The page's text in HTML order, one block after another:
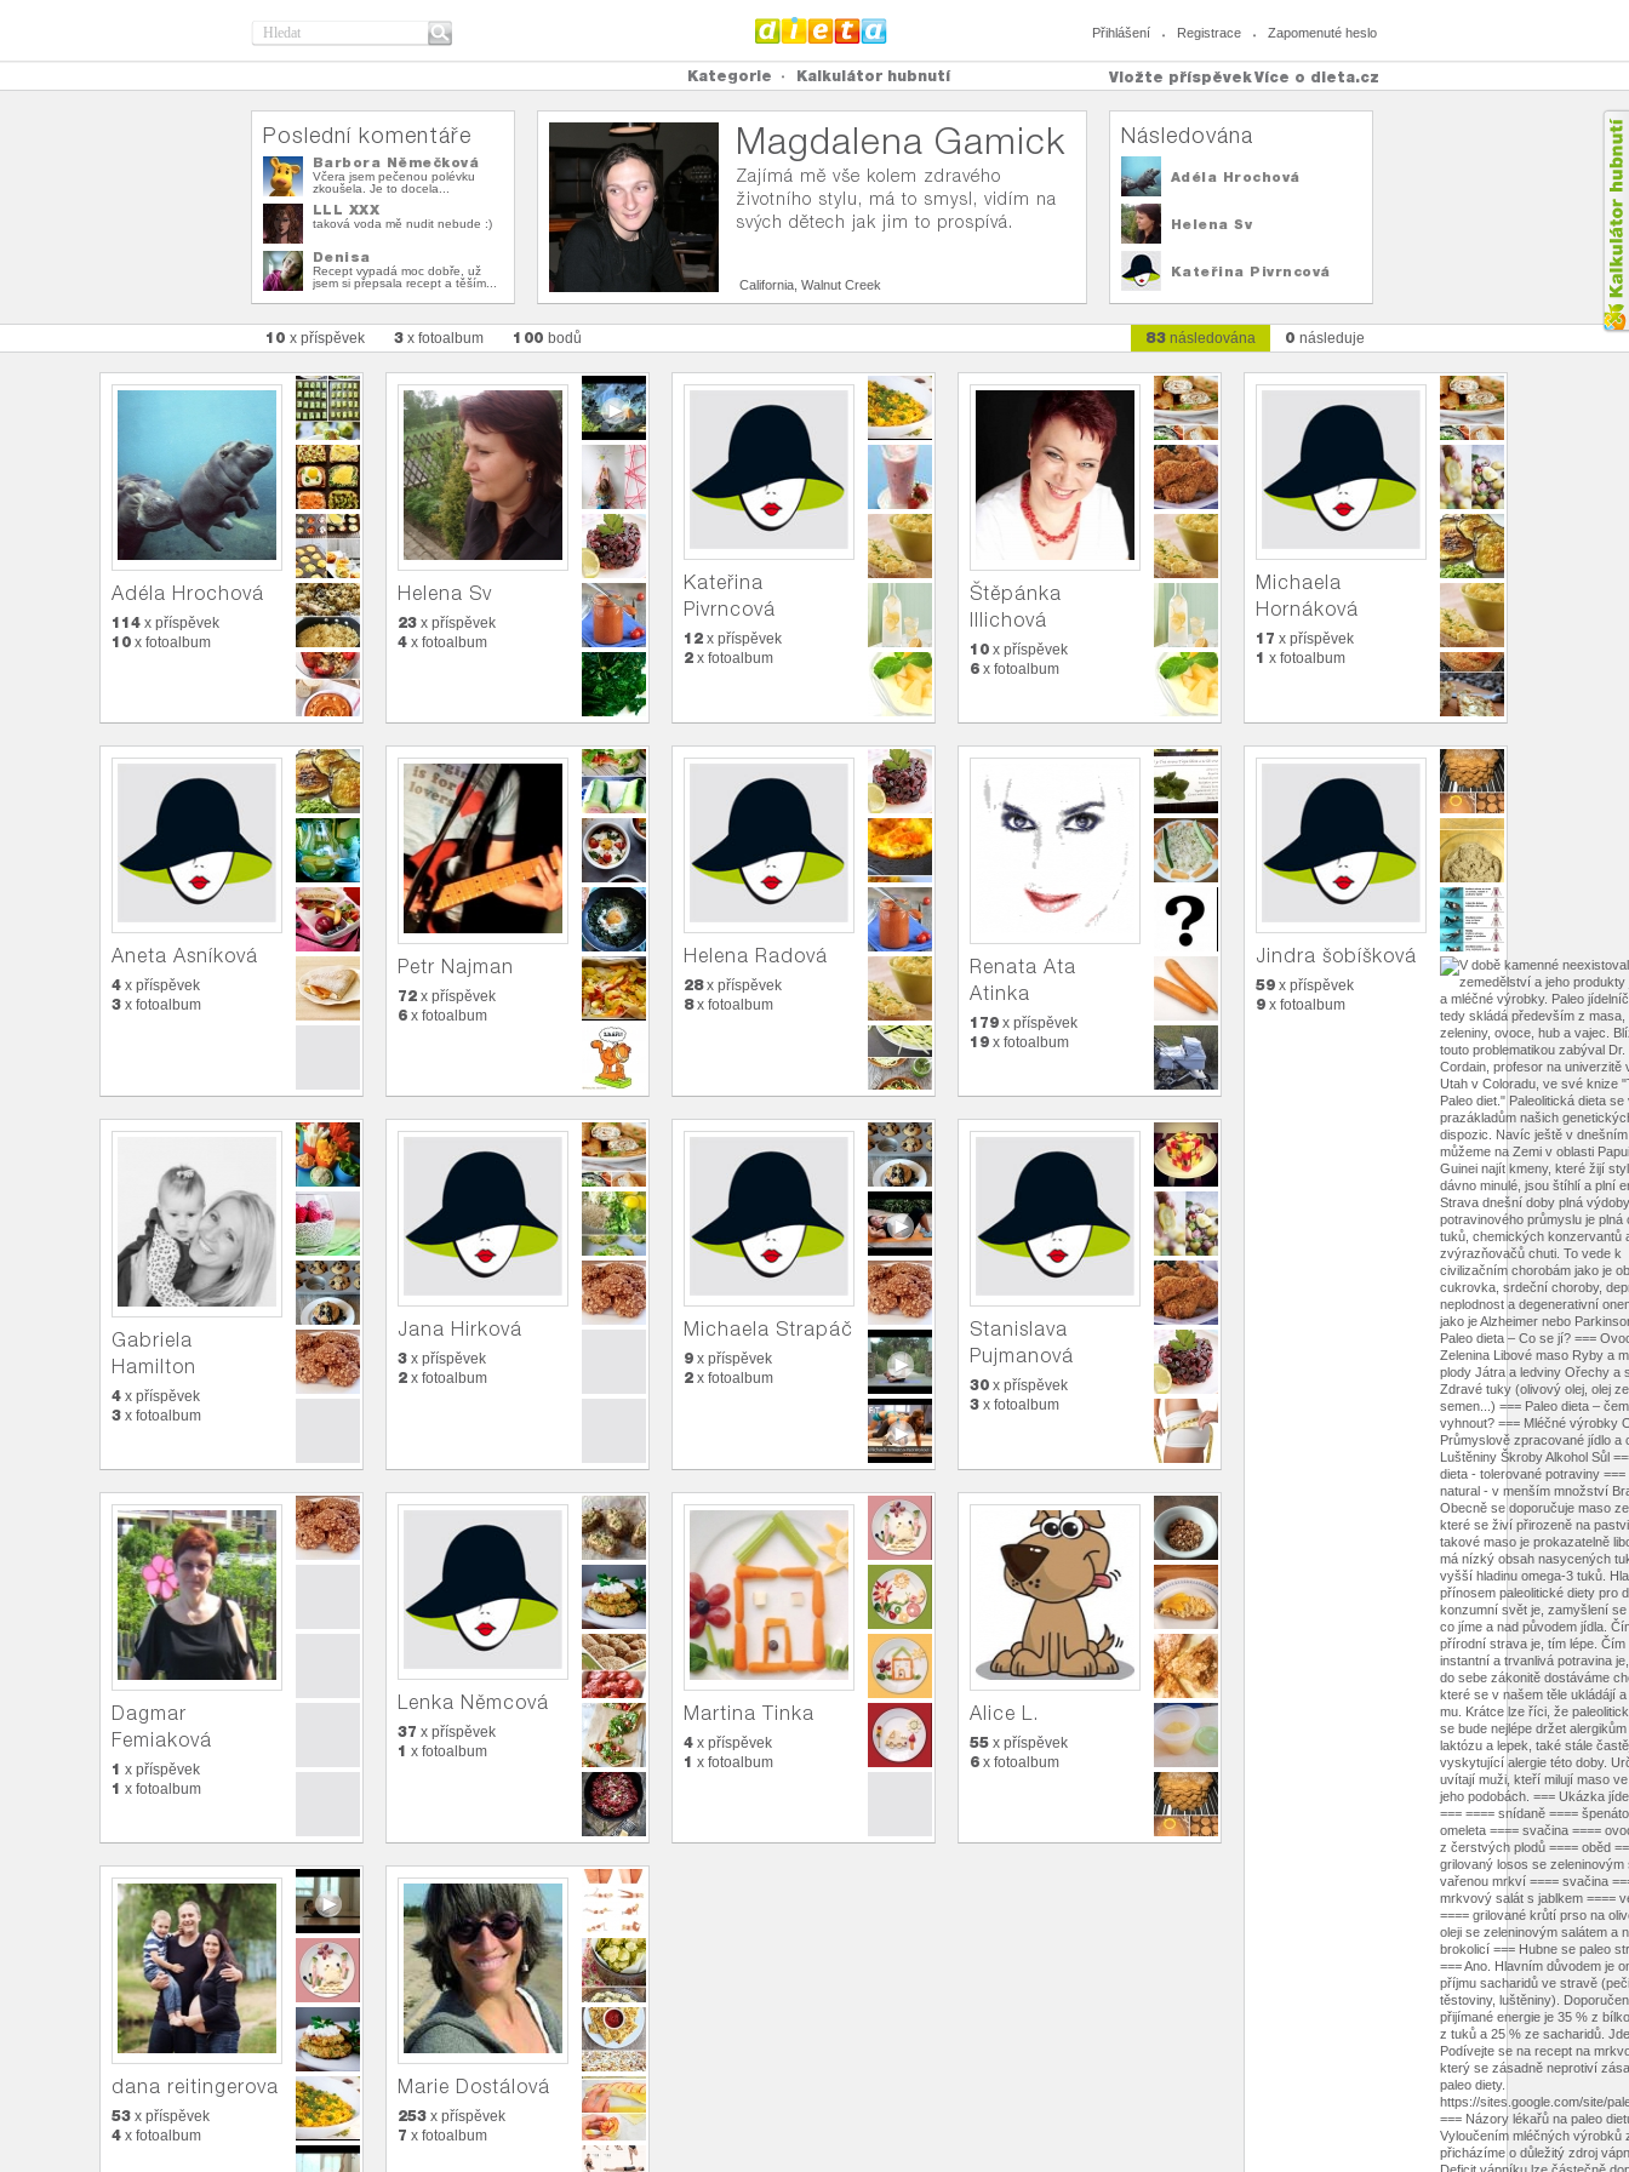
Přihlášení Registrace Zapomenuté heslo
Kategorie Kalkulátor hubnutí Více o dieta.cz
Vložte příspěvek
Poslední komentáře
Barbora Němečková
Včera jsem pečenou polévku
zkoušela. Je to docela...
LLL XXX
taková voda mě nudit nebude :)
Denisa
Recept vypadá moc dobře, už
jsem si přepsala recept a těším...
Magdalena Gamick
Zajímá mě vše kolem zdravého
životního stylu, má to smysl, vidím na
svých dětech jak jim to prospívá.
California, Walnut Creek
Následována
Adéla Hrochová
Helena Sv
Kateřina Pivrncová
10 x příspěvek 3 x fotoalbum 100 bodů 83 následována 0 následuje
Adéla Hrochová
114 x příspěvek
10 x fotoalbum
Helena Sv
23 x příspěvek
4 x fotoalbum
Kateřina
Pivrncová
12 x příspěvek
2 x fotoalbum
Štěpánka
Illichová
10 x příspěvek
6 x fotoalbum
Michaela
Hornáková
17 x příspěvek
1 x fotoalbum
Aneta Asníková
4 x příspěvek
3 x fotoalbum
Petr Najman
72 x příspěvek
6 x fotoalbum
Helena Radová
28x příspěvek
8x fotoalbum
Renata Ata
Atinka
179 x příspěvek
19 x fotoalbum
Jindra šobíšková
59 x příspěvek
9 x fotoalbum
Gabriela
Hamilton
4 x příspěvek
3 x fotoalbum
Jana Hirková
3 x příspěvek
2 x fotoalbum
Michaela Strapáč
9 x příspěvek
2 x fotoalbum
Stanislava
Pujmanová
30 x příspěvek
3 x fotoalbum
Dagmar
Femiaková
1 x příspěvek
1 x fotoalbum
Lenka Němcová
37 x příspěvek
1 x fotoalbum
Martina Tinka
4 x příspěvek
1 x fotoalbum
Alice L.
55 x příspěvek
6 x fotoalbum
dana reitingerova
53 x příspěvek
4 x fotoalbum
Marie Dostálová
253 x příspěvek
7 x fotoalbum